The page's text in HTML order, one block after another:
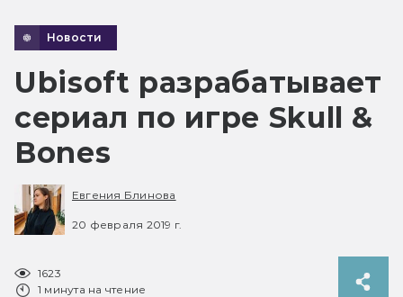
Новости
Ubisoft разрабатывает
сериал по игре Skull &
Bones
Евгения Блинова
20 февраля 2019 г.
1623
1 минута на чтение